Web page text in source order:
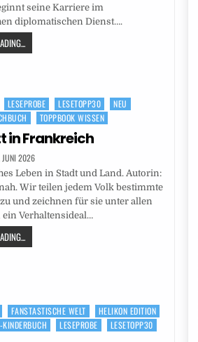
seine Karriere im
diplomatischen Dienst….
LESEPROBE LESETOPP30
NEU
TOPPBOOK WISSEN
in Frankreich
JUNI 2026
Leben in Stadt und Land. Autorin:
Wir teilen jedem Volk bestimmte
und zeichnen für sie unter allen
Verhaltensideal…
FANSTASTISCHE WELT
HELIKON EDITION
KINDERBUCH
LESEPROBE
LESETOPP30